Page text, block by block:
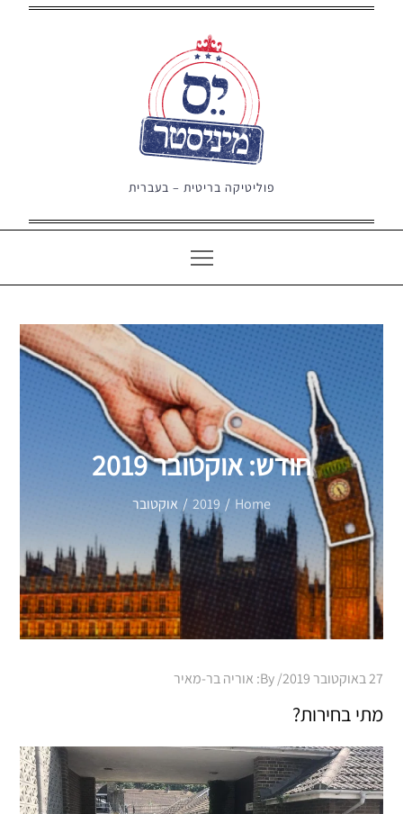
פוליטיקה בריטית – בעברית
חודש:אוקטובר 2019
Home
2019 אוקטובר
Posted
27 באוקטובר 2019 By: אוריה בר-מאיר
מתי בחירות?